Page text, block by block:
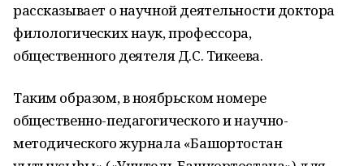
рассказывает о научной деятельности доктора
филологических наук, профессора,
общественного деятеля Д.С. Тикеева.
Таким образом, в ноябрьском номере
общественно-педагогического и научно-
методического журнала «Башҡортостан